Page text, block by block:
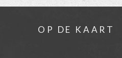
OP DE KAART